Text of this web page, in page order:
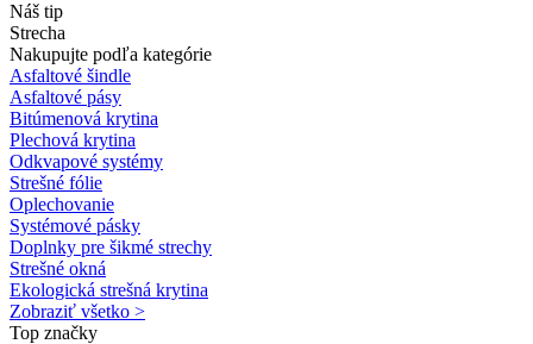
Náš tip
Strecha
Nakupujte podľa kategórie
Asfaltové šindle
Asfaltové pásy
Bitúmenová krytina
Plechová krytina
Odkvapové systémy
Strešné fólie
Oplechovanie
Systémové pásky
Doplnky pre šikmé strechy
Strešné okná
Ekologická strešná krytina
Zobraziť všetko >
Top značky